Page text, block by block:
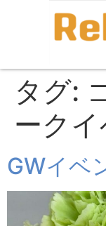
タグ:
ークイ
GWイベ